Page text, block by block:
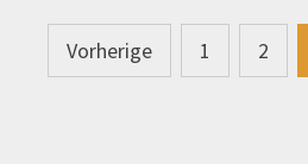
der
Vorherige 1 2